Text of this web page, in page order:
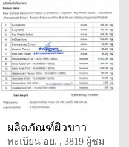
ผลิตภัณฑ์ผิวขาว
ทะเบียน อย. , 3819 ผู้ชม